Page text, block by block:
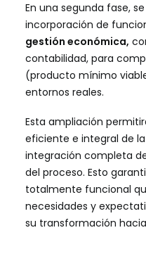
En una segunda fase,
incorporación de
gestión económica,
contabilidad, para
(producto mínimo
entornos reales.
Esta ampliación
eficiente e integral de
integración completa
del proceso. Esto
totalmente funcional
necesidades y
su transformación